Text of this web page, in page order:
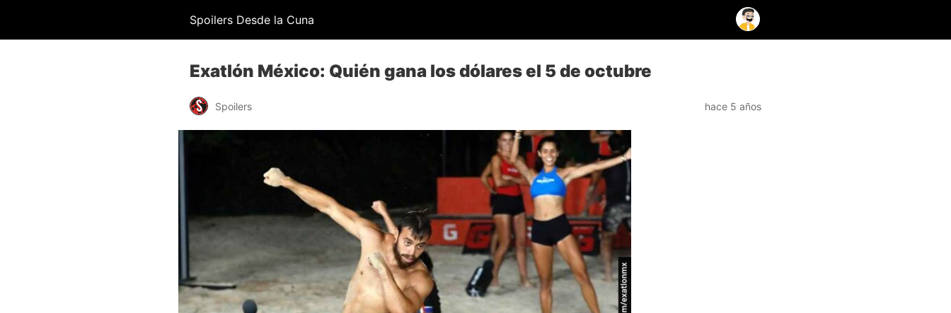
Spoilers Desde la Cuna
Exatlón México: Quién gana los dólares el 5 de octubre
Spoilers hace 5 años